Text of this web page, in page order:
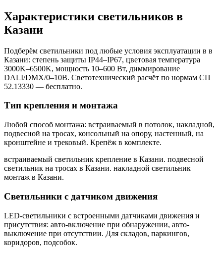
Характеристики светильников в
Казани
Подберём светильники под любые условия эксплуатации в в
Казани: степень защиты IP44–IP67, цветовая температура
3000K–6500K, мощность 10–600 Вт, диммирование
DALI/DMX/0–10В. Светотехнический расчёт по нормам СП
52.13330 — бесплатно.
Тип крепления и монтажа
Любой способ монтажа: встраиваемый в потолок, накладной,
подвесной на тросах, консольный на опору, настенный, на
кронштейне и трековый. Крепёж в комплекте.
встраиваемый светильник крепление в Казани. подвесной
светильник на тросах в Казани. накладной светильник
монтаж в Казани.
Светильники с датчиком движения
LED-светильники с встроенными датчиками движения и
присутствия: авто-включение при обнаружении, авто-
выключение при отсутствии. Для складов, паркингов,
коридоров, подсобок.